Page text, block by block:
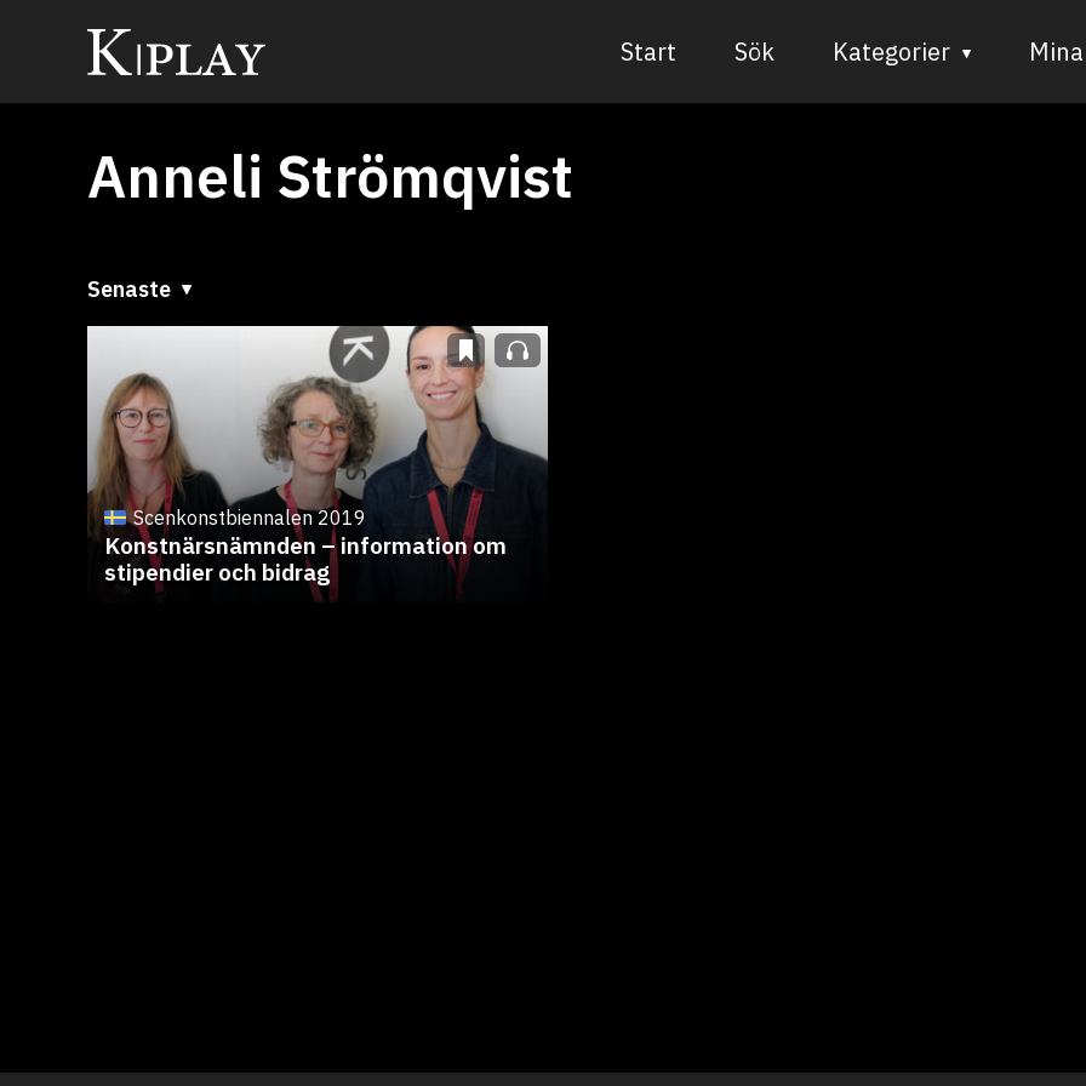
Start Sök Kategorier
Anneli Strömqvist
Senaste
Senaste
A till Ö
Ö till A
Scenkonstbiennalen 2019
Konstnärsnämnden – information om
stipendier och bidrag